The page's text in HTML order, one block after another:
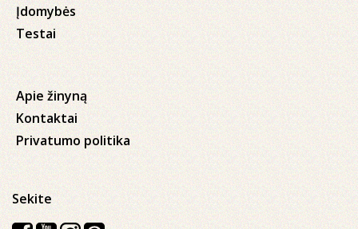
Įdomybės
Testai
Apie žinyną
Kontaktai
Privatumo politika
Sekite